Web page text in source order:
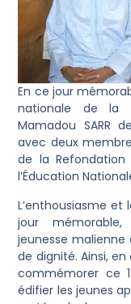
En ce jour
nationale de la
Mamadou SARR
avec deux
de la Refondation
l’Éducation
L’enthousiasme
jour
jeunesse malienne
de dignité. Ainsi,
commémorer ce
édifier les jeunes